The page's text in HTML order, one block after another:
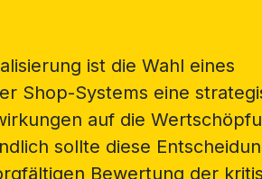
ist die Wahl eines
Shop-Systems eine
auf die
sollte diese
Bewertung der